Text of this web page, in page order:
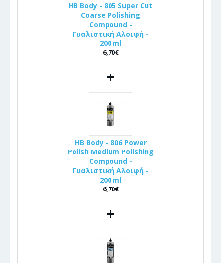
HB Body - 805 Super Cut
Coarse Polishing
Compound -
Γυαλιστική Αλοιφή -
200 ml
6,70€
+
HB Body - 806 Power
Polish Medium Polishing
Compound -
Γυαλιστική Αλοιφή -
200 ml
6,70€
+